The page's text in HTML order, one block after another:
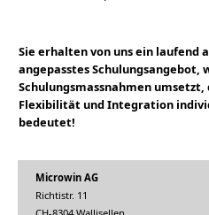
Sie erhalten von uns ein laufend
angepasstes Schulungsangebot,
Schulungsmassnahmen umsetzt,
Flexibilität und Integration
bedeutet!
Microwin AG
Richtistr. 11